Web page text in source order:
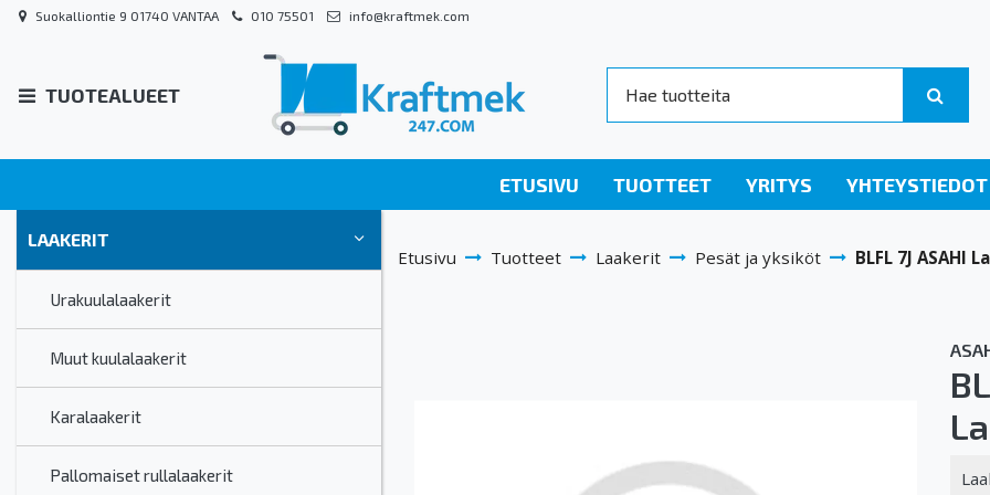
Suokalliontie 9 01740 VANTAA 010 75501 info@kraftmek.com
TUOTEALUEET
ETUSIVU TUOTTEET YRITYS YHTEYSTIEDOT
LAAKERIT
Urakuulalaakerit
Muut kuulalaakerit
Karalaakerit
Pallomaiset rullalaakerit
Etusivu Tuotteet Laakerit Pesät ja yksiköt BLFL 7J ASAHI